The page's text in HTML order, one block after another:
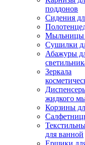
поддонов
Сидения
Мыльницы
Сушилки
Абажуры
Зеркала
жидкого
Корзины
для ванной
Ершики